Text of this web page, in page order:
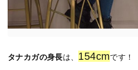
タナカガの身長は、 154cmです！